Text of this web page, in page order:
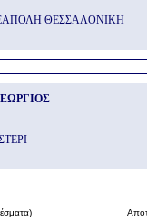
ΘΕΣΣΑΛΟΝΙΚΗ